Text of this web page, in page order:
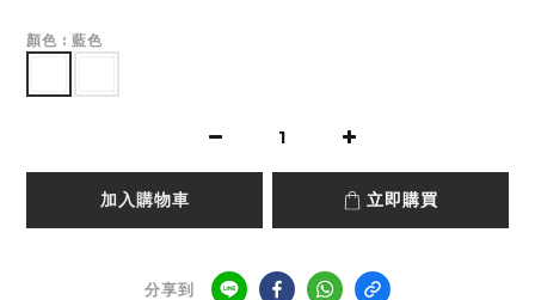
顏色 : 藍色
加入購物車 立即購買
分享到